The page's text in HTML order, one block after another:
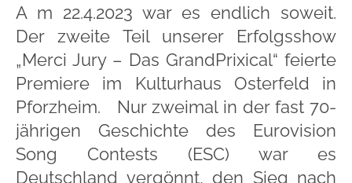
A m 22.4.2023 war es endlich soweit.
Der zweite Teil unserer Erfolgsshow
„Merci Jury – Das GrandPrixical“ feierte
Premiere im Kulturhaus Osterfeld in
Pforzheim. Nur zweimal in der fast 70-
jährigen Geschichte des Eurovision
Song Contests (ESC) war es
Deutschland vergönnt, den Sieg nach